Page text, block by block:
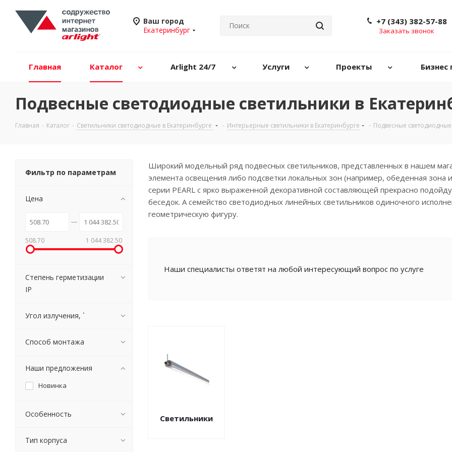
Ваш город
Екатеринбург
+7 (343) 382-57-88
Заказать звонок
Главная Каталог Arlight 24/7 Услуги Проекты Бизнес
Подвесные светодиодные светильники в
Главная - Каталог - Светильники светодиодные в Екатеринбурге - Интерьерные светильники в Екатеринбурге - Подвесные
Широкий модельный ряд подвесных светильников, представленных в нашем
элемента освещения либо подсветки локальных зон (например, обеденная
серии PEARL c ярко выраженной декоративной составляющей прекрасно
беседок. А семейство светодиодных линейных светильников одиночного
геометрическую фигуру.
Наши специалисты ответят на любой интересующий вопрос по услуге
Светильники
Фильтр по параметрам
Цена
508.70 1 044 382.50
Степень герметизации
IP
Угол излучения, `
Способ монтажа
Наши предложения
Новинка
Особенность
Тип корпуса